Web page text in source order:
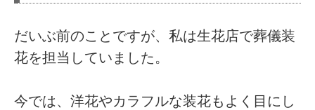
だいぶ前のことですが、私は生花店で葬儀装
花を担当していました。
今では、洋花やカラフルな装花もよく目にし